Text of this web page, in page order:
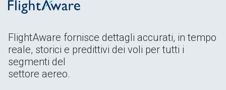
FlightAware fornisce dettagli accurati, in tempo
reale, storici e predittivi dei voli per tutti i
segmenti del
settore aereo.